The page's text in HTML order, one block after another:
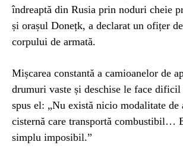
îndreaptă din Rusia prin noduri cheie
și orașul Donețk, a declarat un ofițer
corpului de armată.
Mișcarea constantă a camioanelor de
drumuri vaste și deschise le face dificil
spus el: „Nu există nicio modalitate de
cisternă care transportă combustibil…
simplu imposibil.”